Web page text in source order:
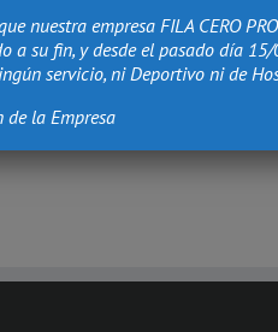
nuestra empresa FILA CERO
a su fin, y desde el pasado día
servicio, ni Deportivo ni de
la Empresa